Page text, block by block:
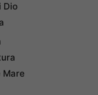
Dio
Mare